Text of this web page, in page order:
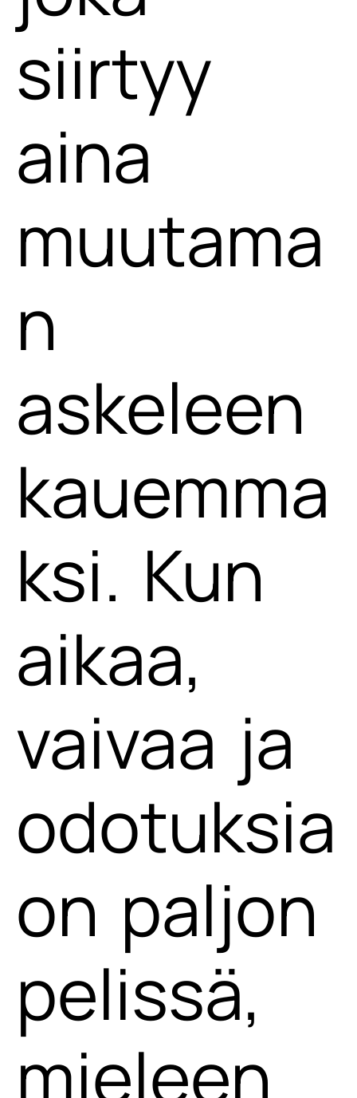
siirtyy
aina
muutama
n
askeleen
kauemma
ksi. Kun
aikaa,
vaivaa ja
odotuksia
on paljon
pelissä,
mieleen